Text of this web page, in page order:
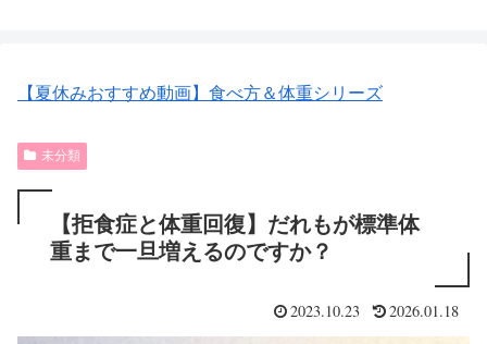
【夏休みおすすめ動画】食べ方＆体重シリーズ
未分類
【拒食症と体重回復】だれもが標準体
重まで一旦増えるのですか？
2023.10.23 2026.01.18